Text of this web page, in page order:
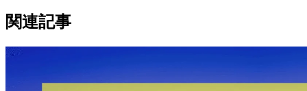
関連記事